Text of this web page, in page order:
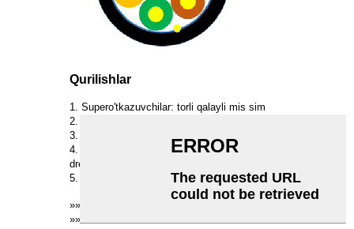
Qurilishlar
1. Supero'tkazuvchilar: torli qalayli mis sim
2. Izolyatsiya: pe, PVX, poliolefin
3. Kabel: Yadrolar, Twist Pairs yotqizish
4. Ekranlangan: Al-PET tasmasi qalaylangan mis
drenaj simli
5. Qoplama: PVX/LSZH
»» O'rnatish harorati: 0°C dan yuqori
»»Ishlash harorati: -15°C ~ 65°C